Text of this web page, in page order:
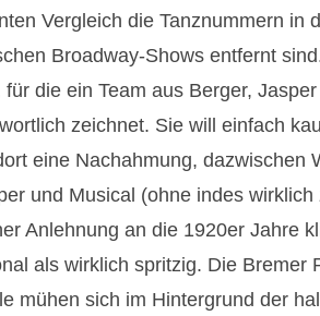
Vergleich die Tanznummern in
Broadway-Shows entfernt
für die ein Team aus Berger,
zeichnet. Sie will einfach
eine Nachahmung, dazwischen
und Musical (ohne indes
Anlehnung an die 1920er Jahre
als wirklich spritzig. Die Bremer
mühen sich im Hintergrund der